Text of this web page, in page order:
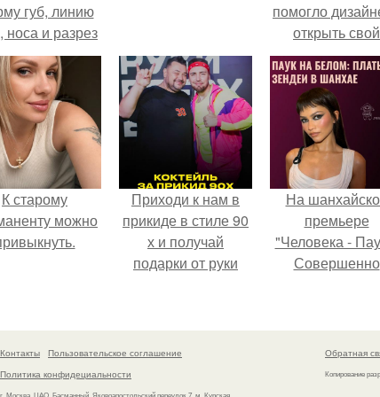
губ, линию
носа и разрез
глаз.
помогло
открыть свой
бренд.
К старому
можно
Приходи к нам в
прикиде в стиле 90
х и получай
подарки от руки
На
премьере
"Человека -
Совершенно
просто
наряд, а
артефакт
Контакты
Пользовательское соглашение
Политика конфидециальности
г. Москва, ЦАО, Басманный, Яковоапостольский переулок 7, м. Курская
Обратная
Копирование